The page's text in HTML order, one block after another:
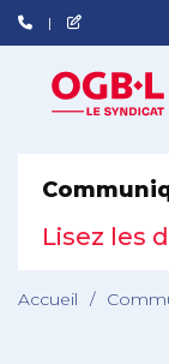
Lisez les
Accueil /